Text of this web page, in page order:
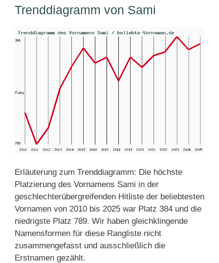
Trenddiagramm von Sami
Erläuterung zum Trenddiagramm: Die höchste
Platzierung des Vornamens Sami in der
geschlechterübergreifenden Hitliste der beliebtesten
Vornamen von 2010 bis 2025 war Platz 384 und die
niedrigste Platz 789. Wir haben gleichklingende
Namensformen für diese Rangliste nicht
zusammengefasst und ausschließlich die
Erstnamen gezählt.